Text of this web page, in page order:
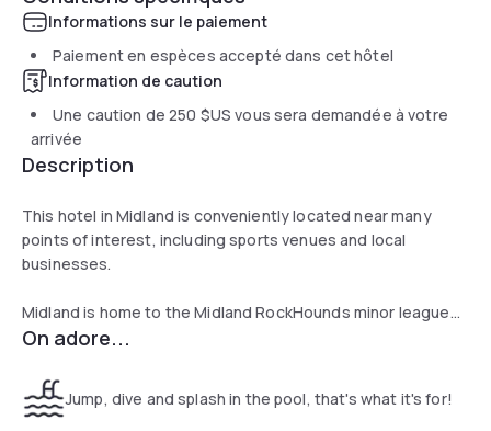
Informations sur le paiement
Paiement en espèces accepté dans cet hôtel
Information de caution
Une caution de250 $US vous sera demandée à votre
arrivée
Description
This hotel in Midland is conveniently located near many
points of interest, including sports venues and local
businesses.
Midland is home to the Midland RockHounds minor league
baseball team and the Odessa Jackalopes minor league
Guests at this hotel can enjoy many amenities and
On adore...
Jump, dive and splash in the pool, that's what it's for!